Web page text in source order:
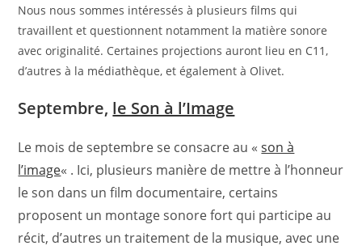
Nous nous sommes intéressés à plusieurs films qui
travaillent et questionnent notamment la matière sonore
avec originalité. Certaines projections auront lieu en C11,
d’autres à la médiathèque, et également à Olivet.
Septembre, le Son à l’Image
Le mois de septembre se consacre au «son à
l’image« . Ici, plusieurs manière de mettre à l’honneur
le son dans un film documentaire, certains
proposent un montage sonore fort qui participe au
récit, d’autres un traitement de la musique, avec une